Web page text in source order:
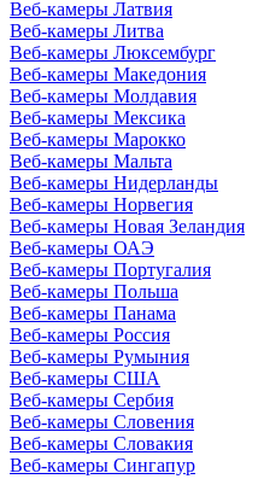
Веб-камеры Латвия
Веб-камеры Литва
Веб-камеры Люксембург
Веб-камеры Македония
Веб-камеры Молдавия
Веб-камеры Мексика
Веб-камеры Марокко
Веб-камеры Мальта
Веб-камеры Нидерланды
Веб-камеры Норвегия
Веб-камеры Новая Зеландия
Веб-камеры ОАЭ
Веб-камеры Португалия
Веб-камеры Польша
Веб-камеры Панама
Веб-камеры Россия
Веб-камеры Румыния
Веб-камеры США
Веб-камеры Сербия
Веб-камеры Словения
Веб-камеры Словакия
Веб-камеры Сингапур